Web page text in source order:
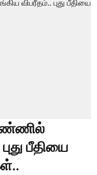
பீதியை